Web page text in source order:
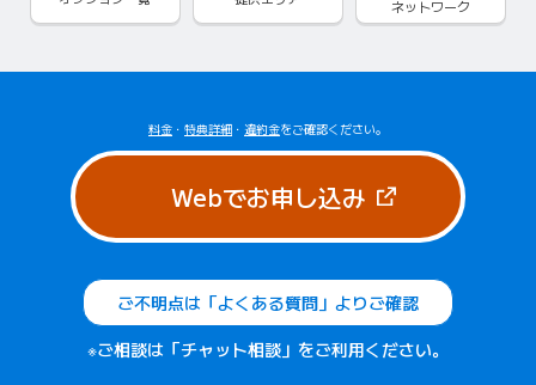
ネットワーク
料金 ・ 特典詳細 ・ 違約金をご確認ください。
Webでお申し込み（新しいタブ
ご不明点は「よくある質問」よりご確認
※ご相談は「チャット相談」をご利用ください。